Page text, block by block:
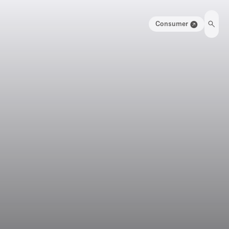
Consumer